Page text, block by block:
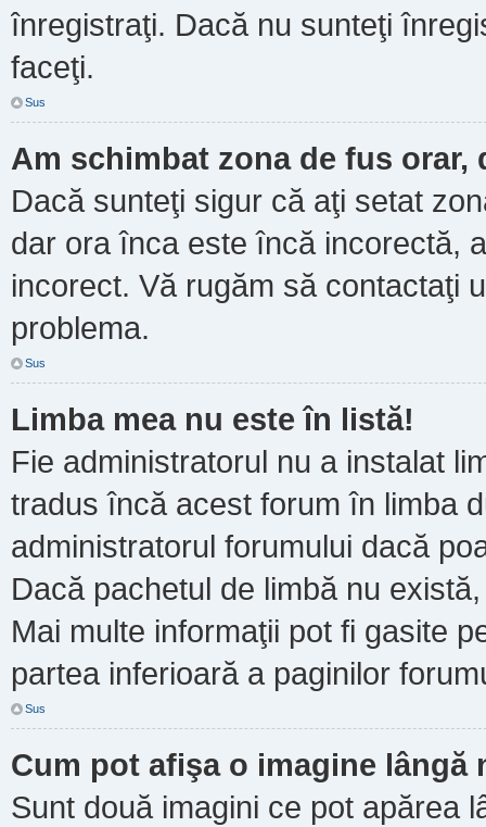
înregistraţi. Dacă nu sunteţi
faceţi.
Sus
Am schimbat zona de fus orar,
Dacă sunteţi sigur că aţi setat
dar ora înca este încă incorectă,
incorect. Vă rugăm să contactaţi
problema.
Sus
Limba mea nu este în listă!
Fie administratorul nu a instalat
tradus încă acest forum în limba
administratorul forumului dacă
Dacă pachetul de limbă nu
Mai multe informaţii pot fi gasite
partea inferioară a paginilor
Sus
Cum pot afişa o imagine lângă
Sunt două imagini ce pot apărea